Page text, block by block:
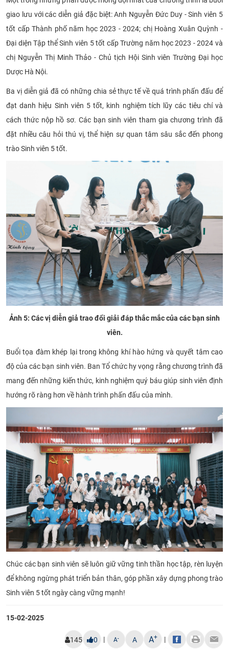
giao lưu với các diễn giả đặc biệt: Anh Nguyễn Đức Duy - Sinh viên 5
tốt cấp Thành phố năm học 2023 - 2024; chị Hoàng Xuân Quỳnh -
Đại diện Tập thể Sinh viên 5 tốt cấp Trường năm học 2023 - 2024 và
chị Nguyễn Thị Minh Thảo - Chủ tịch Hội Sinh viên Trường Đại học
Dược Hà Nội.
Ba vị diễn giả đã có những chia sẻ thực tế về quá trình phấn đấu để
đạt danh hiệu Sinh viên 5 tốt, kinh nghiệm tích lũy các tiêu chí và
cách thức nộp hồ sơ. Các bạn sinh viên tham gia chương trình đã
đặt nhiều câu hỏi thú vị, thể hiện sự quan tâm sâu sắc đến phong
trào Sinh viên 5 tốt.
Ảnh 5: Các vị diễn giả trao đổi giải đáp thắc mắc của các bạn sinh
viên.
Buổi tọa đàm khép lại trong không khí hào hứng và quyết tâm cao
độ của các bạn sinh viên. Ban Tổ chức hy vọng rằng chương trình đã
mang đến những kiến thức, kinh nghiệm quý báu giúp sinh viên định
hướng rõ ràng hơn về hành trình phấn đấu của mình.
Chúc các bạn sinh viên sẽ luôn giữ vững tinh thần học tập, rèn luyện
để không ngừng phát triển bản thân, góp phần xây dựng phong trào
Sinh viên 5 tốt ngày càng vững mạnh!
15-02-2025
145 0 | A- A A+ |